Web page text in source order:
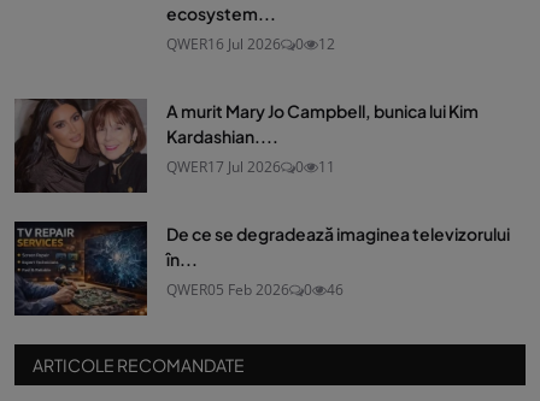
ecosystem...
QWER16 Jul 2026 0 12
A murit Mary Jo Campbell, bunica lui Kim
Kardashian....
QWER17 Jul 2026 0 11
De ce se degradează imaginea televizorului
în...
QWER05 Feb 2026 0 46
ARTICOLE RECOMANDATE